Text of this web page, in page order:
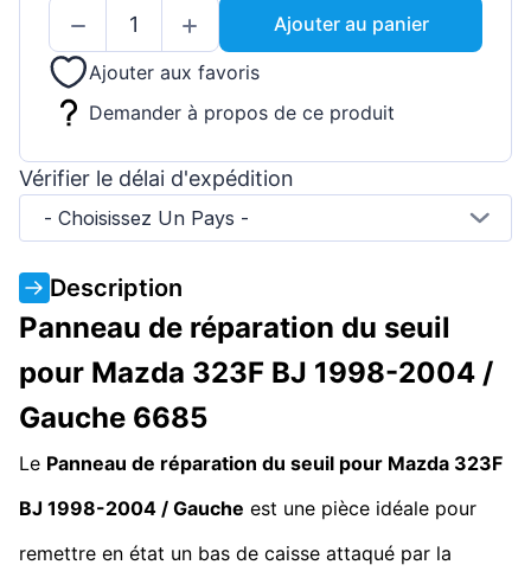
Ajouter au panier
Ajouter aux favoris
Demander à propos de ce produit
Vérifier le délai d'expédition
- Choisissez Un Pays -
Description
Panneau de réparation du seuil
pour Mazda 323F BJ 1998-2004 /
Gauche 6685
Le Panneau de réparation du seuil pour Mazda 323F
BJ 1998-2004 / Gauche est une pièce idéale pour
remettre en état un bas de caisse attaqué par la